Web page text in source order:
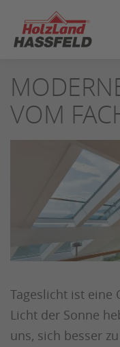
SEITENINHALT
SPRINGEN
VOM
Tageslicht ist eine
Licht der Sonne
uns, sich besser